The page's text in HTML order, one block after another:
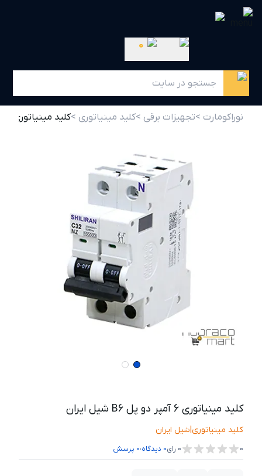
0
نوراکومارت >تجهیزات برقی >کلید مینیاتوری >کلید مینیاتوری 6 آمپر دو پل B6 شیل ایران
کلید مینیاتوری 6 آمپر دو پل B6 شیل ایران
کلید مینیاتوری|شیل ایران
0
0 رای0 دیدگاه،0 پرسش